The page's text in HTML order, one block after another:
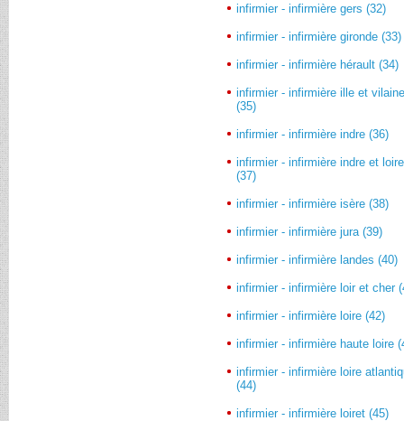
infirmier - infirmière gers (32)
infirmier - infirmière gironde (33)
infirmier - infirmière hérault (34)
infirmier - infirmière ille et
(35)
infirmier - infirmière indre (36)
infirmier - infirmière indre et loire
(37)
infirmier - infirmière isère (38)
infirmier - infirmière jura (39)
infirmier - infirmière landes (40)
infirmier - infirmière loir et cher
infirmier - infirmière loire (42)
infirmier - infirmière haute loire
infirmier - infirmière loire
(44)
infirmier - infirmière loiret (45)